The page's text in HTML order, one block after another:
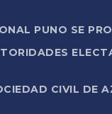
PUNO SE
CIVIL DE